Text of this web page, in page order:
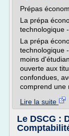
Prépas
La prépa
technologique
La prépa
technologique
moins
ouverte aux
confondues,
comprend une
Lire la suite
Le DSCG :